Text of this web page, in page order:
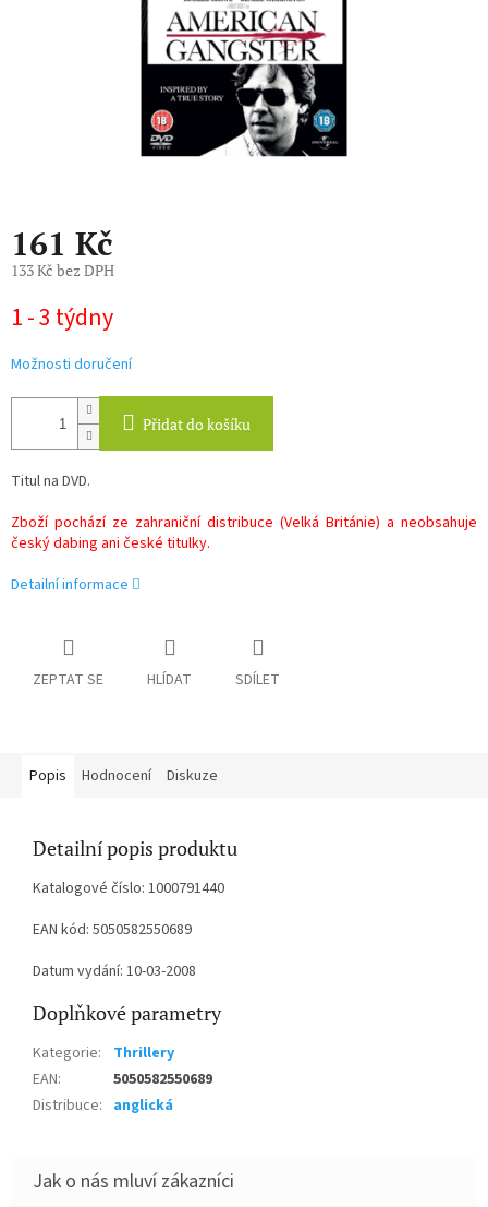
161 Kč
133 Kč bez DPH
cena:
1 - 3 týdny
Možnosti doručení
Přidat do košíku
Titul na DVD.
Zboží pochází ze zahraniční distribuce (Velká Británie) a neobsahuje
český dabing ani české titulky.
Detailní informace
ZEPTAT SE HLÍDAT SDÍLET
Popis Hodnocení Diskuze
Detailní popis produktu
Katalogové číslo: 1000791440
EAN kód: 5050582550689
Datum vydání: 10-03-2008
Doplňkové parametry
Kategorie:
Thrillery
EAN:
5050582550689
Distribuce: anglická